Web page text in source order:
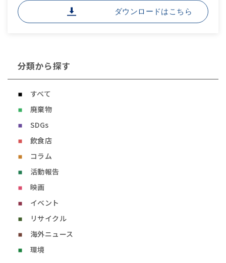
ダウンロードはこちら
分類から探す
すべて
廃棄物
SDGs
飲食店
コラム
活動報告
映画
イベント
リサイクル
海外ニュース
環境